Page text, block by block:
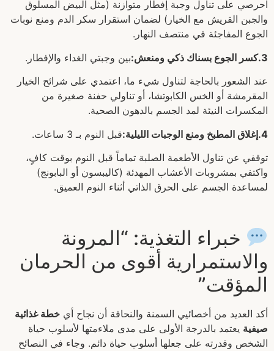
احرصي على تناول وجبة إفطار متوازنة (مثل البيض المسلوق
والجبن القريش مع الخيار) لضمان استقرار سكر الدم ومنع نوبات
الجوع المفاجئة في منتصف النهار.
‫3.كسر الجوع بسناك ذكي ومنعش:
‏بين وجبتي الغداء والإفطار.
عند الشعور بالحاجة لتناول شيء ما، اعتمدي على شرائح الخيار
المقرمشة أو الخس الكابوتشا، أو تناولي حفنة صغيرة من
المكسرات النيئة لمد الجسم بالدهون الصحية.
‫4.إغلاق المطبخ ومنع الوجبات الليلية:
‏قبل النوم بـ 3 ساعات.
توقفي عن تناول الأطعمة الصلبة تماماً قبل النوم بوقت كافٍ،
واكتفي بمشروبات الأعشاب المهدئة (كاليبسون أو البابونج)
لمساعدة الجسم على الحرق الذاتي أثناء النوم العميق.
خبراء التغذية: “المرونة
والاستمرارية أقوى من الحرمان
المؤقت”
أكد العديد من أخصائيي السمنة والنحافة أن نجاح أي خطة غذائية
صيفية يعتمد بالدرجة الأولى على مدى ملاءمتها لأسلوب حياة
الشخص وقدرته على جعلها أسلوب حياة دائم. وجاء في النصائح